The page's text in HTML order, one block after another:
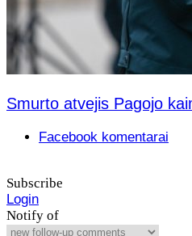
Smurto atvejis Pagojo
Facebook komentarai
Subscribe
Login
Notify of